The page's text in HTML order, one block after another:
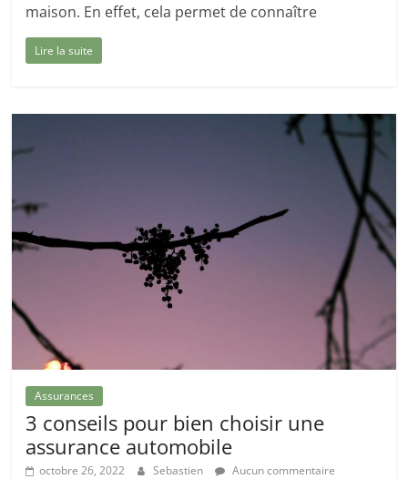
maison. En effet, cela permet de connaître
Lire la suite
Assurances
3 conseils pour bien choisir une
assurance automobile
octobre 26, 2022 Sebastien Aucun commentaire